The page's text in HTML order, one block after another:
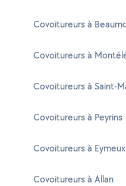
Covoitureurs à
Covoitureurs à
Covoitureurs à Saint-
Covoitureurs à Peyrins
Covoitureurs à Eymeux
Covoitureurs à Allan